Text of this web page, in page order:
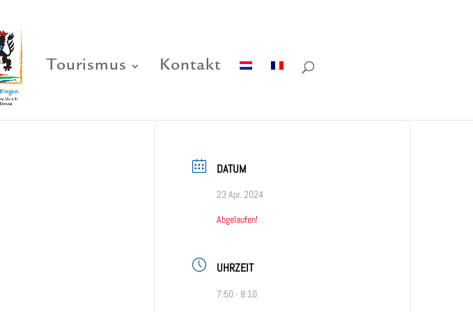
Tourismus Kontakt
DATUM
23 Apr. 2024
Abgelaufen!
UHRZEIT
7:50 - 8:10